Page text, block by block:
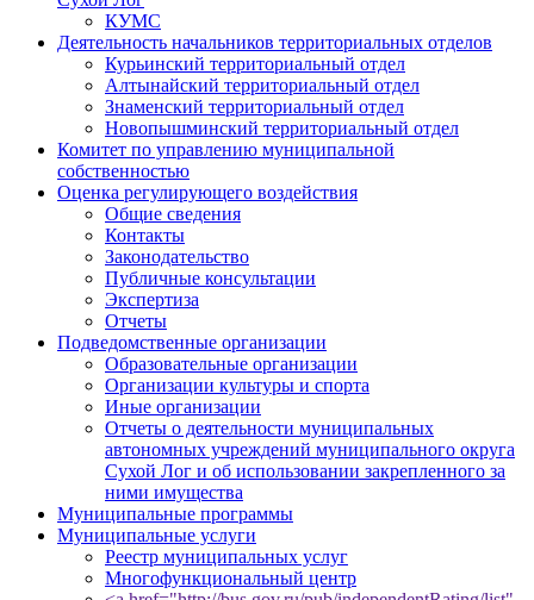
КУМС
Деятельность начальников территориальных отделов
Курьинский территориальный отдел
Алтынайский территориальный отдел
Знаменский территориальный отдел
Новопышминский территориальный отдел
Комитет по управлению муниципальной
собственностью
Оценка регулирующего воздействия
Общие сведения
Контакты
Законодательство
Публичные консультации
Экспертиза
Отчеты
Подведомственные организации
Образовательные организации
Организации культуры и спорта
Иные организации
Отчеты о деятельности муниципальных
автономных учреждений муниципального округа
Сухой Лог и об использовании закрепленного за
ними имущества
Муниципальные программы
Муниципальные услуги
Реестр муниципальных услуг
Многофункциональный центр